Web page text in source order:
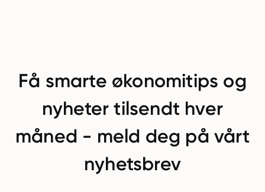
Få smarte økonomitips og
nyheter tilsendt hver
måned - meld deg på vårt
nyhetsbrev